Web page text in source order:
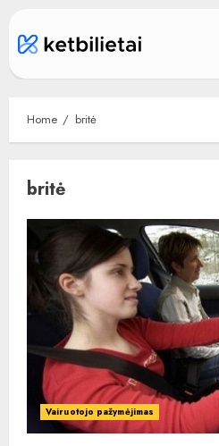
content
Home britė
britė
Vairuotojo pažymėjimas